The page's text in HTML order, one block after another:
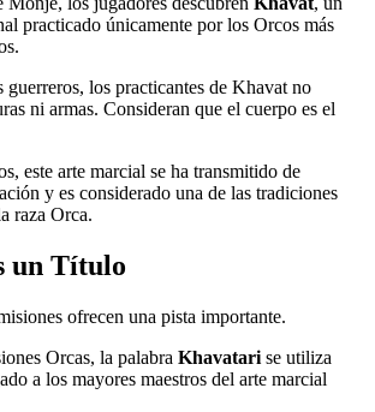
practicado únicamente por los Orcos más
guerreros, los practicantes de Khavat no
ni armas. Consideran que el cuerpo es el
este arte marcial se ha transmitido de
y es considerado una de las tradiciones
raza Orca.
un Título
ofrecen una pista importante.
Orcas, la palabra Khavatari se utiliza
a los mayores maestros del arte marcial